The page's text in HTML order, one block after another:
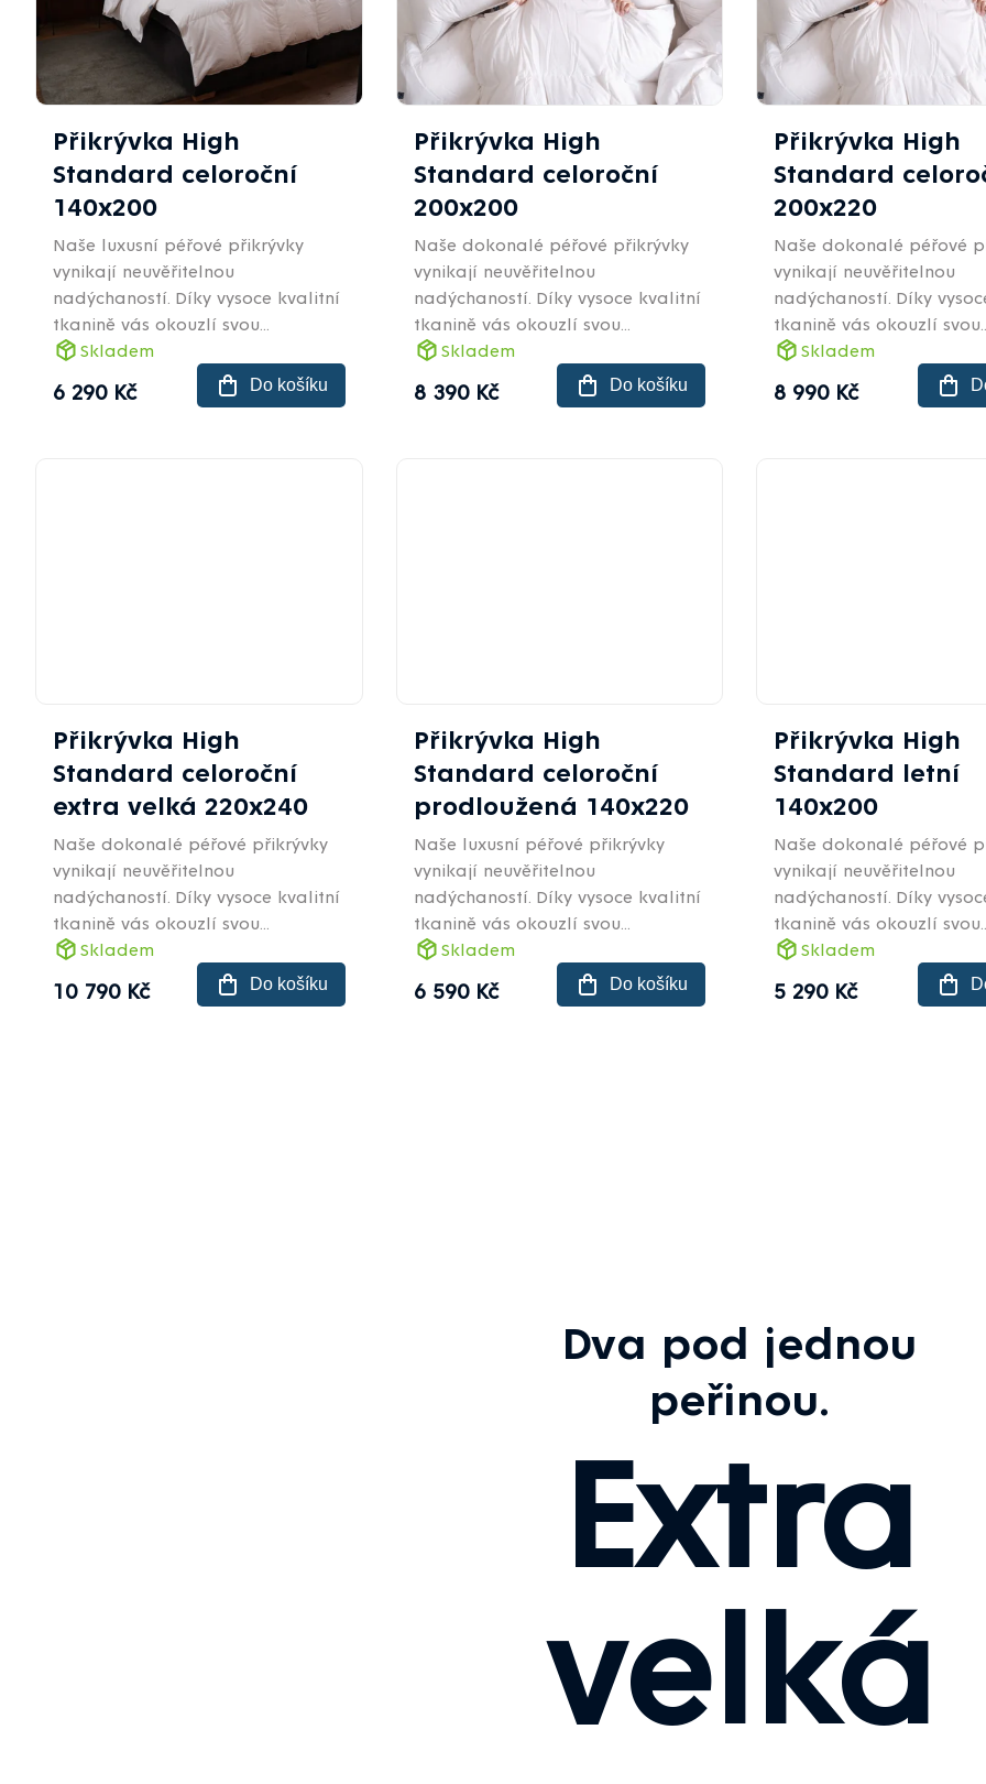
Přikrývka High
Standard celoroční
140x200
Skladem
6 290 Kč Do košíku
Naše luxusní péřové přikrývky
vynikají neuvěřitelnou
nadýchaností. Díky vysoce kvalitní
tkanině vás okouzlí svou...
Přikrývka High
Standard celoroční
200x200
Skladem
8 390 Kč Do košíku
Naše dokonalé péřové přikrývky
vynikají neuvěřitelnou
nadýchaností. Díky vysoce kvalitní
tkanině vás okouzlí svou...
Přikrývka High
Standard
200x220
Skladem
8 990 Kč
Naše dokonalé péřové
vynikají neuvěřitelnou
nadýchaností. Díky
tkanině vás okouzlí svou...
Přikrývka High
Standard celoroční
extra velká 220x240
Skladem
10 790 Kč Do košíku
Naše dokonalé péřové přikrývky
vynikají neuvěřitelnou
nadýchaností. Díky vysoce kvalitní
tkanině vás okouzlí svou...
Přikrývka High
Standard celoroční
prodloužená 140x220
Skladem
6 590 Kč Do košíku
Naše luxusní péřové přikrývky
vynikají neuvěřitelnou
nadýchaností. Díky vysoce kvalitní
tkanině vás okouzlí svou...
Přikrývka High
Standard letní
140x200
Skladem
5 290 Kč
Naše dokonalé péřové
vynikají neuvěřitelnou
nadýchaností. Díky
tkanině vás okouzlí svou...
Dva pod jednou
peřinou.
Extra
velká